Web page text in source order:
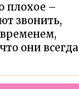
плохое –
звонить,
они всегда